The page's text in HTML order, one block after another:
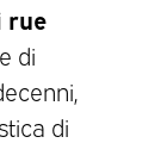
rue
di
di